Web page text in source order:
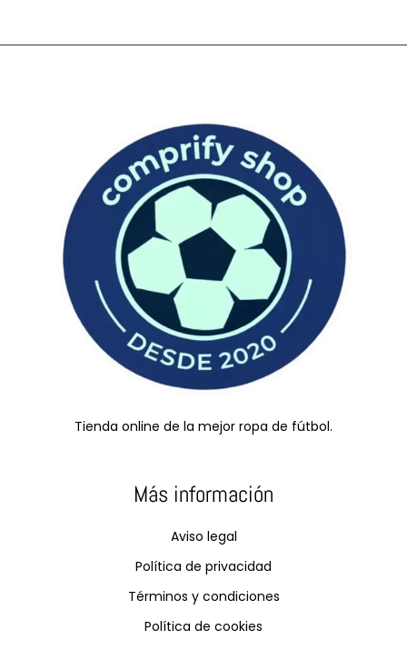
Tienda online de la mejor ropa de fútbol.
Más información
Aviso legal
Política de privacidad
Términos y condiciones
Política de cookies